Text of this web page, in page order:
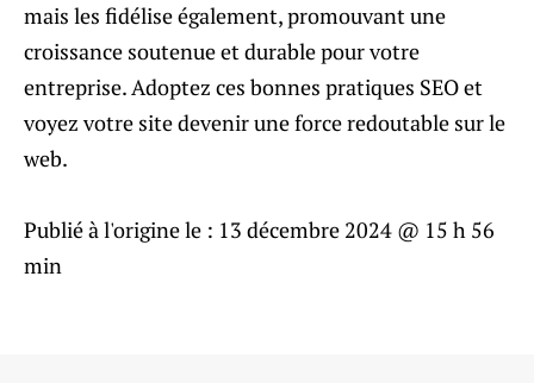
mais les fidélise également, promouvant une
croissance soutenue et durable pour votre
entreprise. Adoptez ces bonnes pratiques SEO et
voyez votre site devenir une force redoutable sur le
web.
Publié à l'origine le : 13 décembre 2024 @ 15 h 56
min